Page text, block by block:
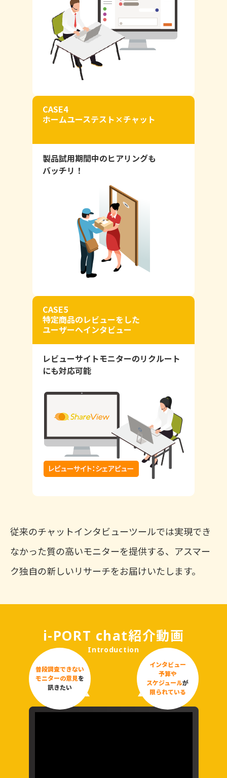
CASE4
ホームユーステスト×チャット
製品試用期間中のヒアリングも
バッチリ！
CASE5
特定商品のレビューをした
ユーザーへインタビュー
レビューサイトモニターのリクルート
にも対応可能
従来のチャットインタビューツールでは実現でき
なかった質の高いモニターを提供する、アスマー
ク独自の新しいリサーチをお届けいたします。
i-PORT chat紹介動画
Introduction
普段調査できない
モニターの意見を
訊きたい
インタビュー
予算や
スケジュールが
限られている